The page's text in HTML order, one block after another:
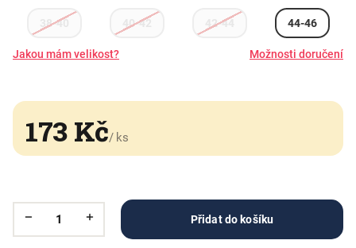
38-40 40-42 42-44 44-46
Jakou mám velikost? Možnosti doručení
173 Kč/ ks
Přidat do košíku